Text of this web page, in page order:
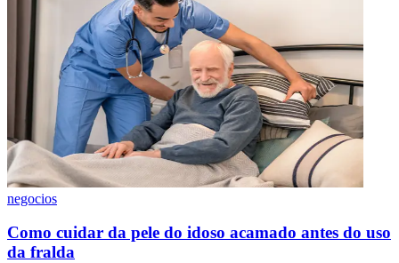
Botafogo
negocios
Como cuidar da pele do idoso acamado antes do uso
da fralda